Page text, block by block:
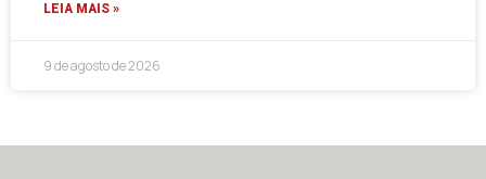
LEIA MAIS »
9 de agosto de 2026